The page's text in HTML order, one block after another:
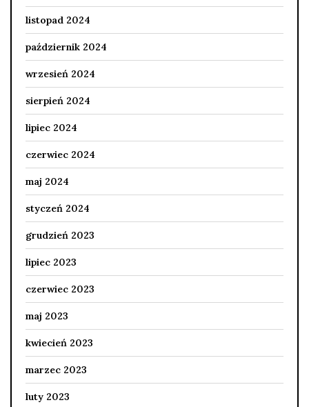
listopad 2024
październik 2024
wrzesień 2024
sierpień 2024
lipiec 2024
czerwiec 2024
maj 2024
styczeń 2024
grudzień 2023
lipiec 2023
czerwiec 2023
maj 2023
kwiecień 2023
marzec 2023
luty 2023